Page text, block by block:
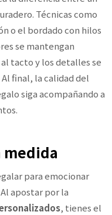
Técnicas como
o el bordado con hilos
se mantengan
tacto y los detalles se
final, la calidad del
siga acompañando a
medida
para emocionar
apostar por la
, tienes el